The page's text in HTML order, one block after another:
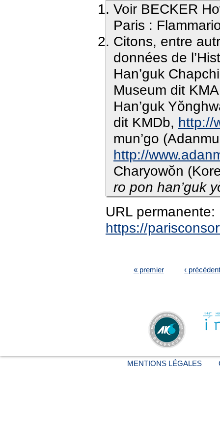
Voir BECKER
Paris :
Citons, entre
données de
Han’guk
Museum dit
Han’guk
dit KMDb, http://
mun’go
http://
Charyowŏn
ro pon han’guk
URL permanente:
https://
« premier ‹
MENTIONS LÉGALES